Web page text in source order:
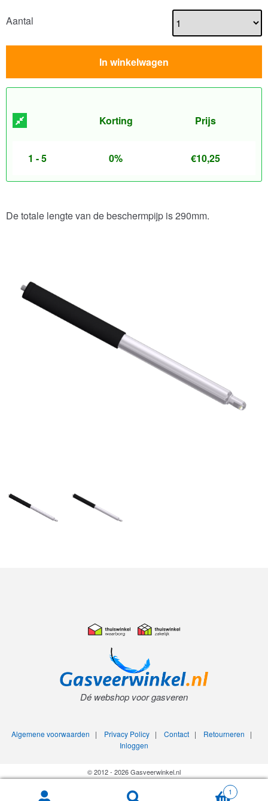
Aantal
In winkelwagen
Korting Prijs
1 - 5 0% €10,25
De totale lengte van de beschermpijp is 290mm.
1
Dé webshop voor gasveren
Algemene voorwaarden | Privacy Policy| Contact| Retourneren |
Inloggen
© 2012 - 2026 Gasveerwinkel.nl